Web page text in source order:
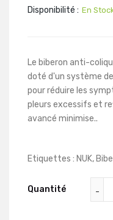
Disponibilité : En
Le biberon anti-
doté d'un système
pour réduire les
pleurs excessifs et
avancé minimise..
Etiquettes : NUK,
Quantité